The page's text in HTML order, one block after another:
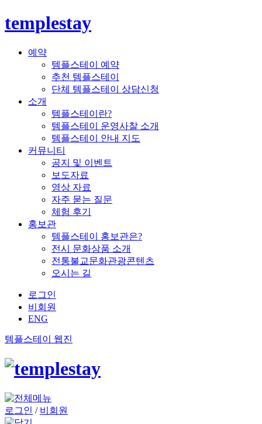
templestay
예약
템플스테이 예약
추천 템플스테이
단체 템플스테이 상담신청
소개
템플스테이란?
템플스테이 운영사찰 소개
템플스테이 안내 지도
커뮤니티
공지 및 이벤트
보도자료
영상 자료
자주 묻는 질문
체험 후기
홍보관
템플스테이 홍보관은?
전시 문화상품 소개
전통불교문화관광콘텐츠
오시는 길
로그인
비회원
ENG
템플스테이 웹진
로그인 / 비회원